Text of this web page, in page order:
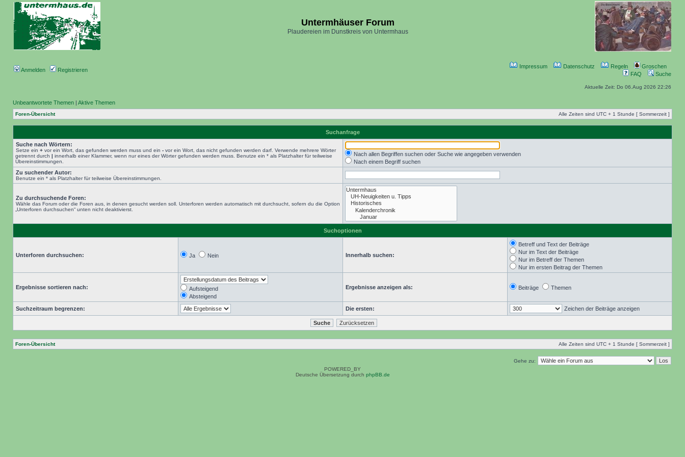
Untermhäuser Forum
Plaudereien im Dunstkreis von Untermhaus
Anmelden Registrieren
Impressum Datenschutz Regeln
Groschen
FAQ
Suche
Aktuelle Zeit: Do 06.Aug 2026 22:26
Unbeantwortete Themen | Aktive Themen
Foren-Übersicht Alle Zeiten sind UTC + 1 Stunde [ Sommerzeit ]
Suchanfrage
Suche nach Wörtern:
Setze ein + vor ein Wort, das gefunden werden muss und ein - vor ein Wort, das nicht gefunden werden darf. Verwende mehrere Wörter
getrennt durch | innerhalb einer Klammer, wenn nur eines der Wörter gefunden werden muss. Benutze ein * als Platzhalter für teilweise
Übereinstimmungen.
Nach allen Begriffen suchen oder Suche wie angegeben verwenden
Nach einem Begriff suchen
Zu suchender Autor:
Benutze ein * als Platzhalter für teilweise Übereinstimmungen.
Zu durchsuchende Foren:
Wähle das Forum oder die Foren aus, in denen gesucht werden soll. Unterforen werden automatisch mit durchsucht, sofern du die Option
„Unterforen durchsuchen“ unten nicht deaktivierst.
Suchoptionen
Unterforen durchsuchen: Ja Nein Innerhalb suchen:
Betreff und Text der Beiträge
Nur im Text der Beiträge
Nur im Betreff der Themen
Nur im ersten Beitrag der Themen
Ergebnisse sortieren nach:
Aufsteigend
Absteigend
Ergebnisse anzeigen als: Beiträge Themen
Suchzeitraum begrenzen: Die ersten: Zeichen der Beiträge anzeigen
Foren-Übersicht Alle Zeiten sind UTC + 1 Stunde [ Sommerzeit ]
Gehe zu:
POWERED_BY
Deutsche Übersetzung durch phpBB.de